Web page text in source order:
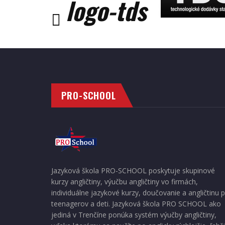
logo-tds
PRO-SCHOOL
Jazyková škola PRO-SCHOOL poskytuje skupinové
kurzy angličtiny, výučbu angličtiny vo firmách,
individuálne jazykové kurzy, doučovanie a angličtinu
teenagerov a deti. Jazyková škola PRO SCHOOL ako
jediná v Trenčíne ponúka systém výučby angličtiny,